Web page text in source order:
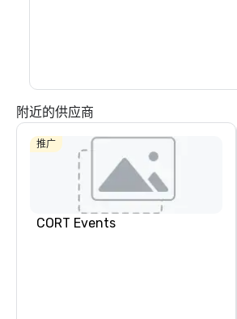
附近的供应商
推广
CORT Events